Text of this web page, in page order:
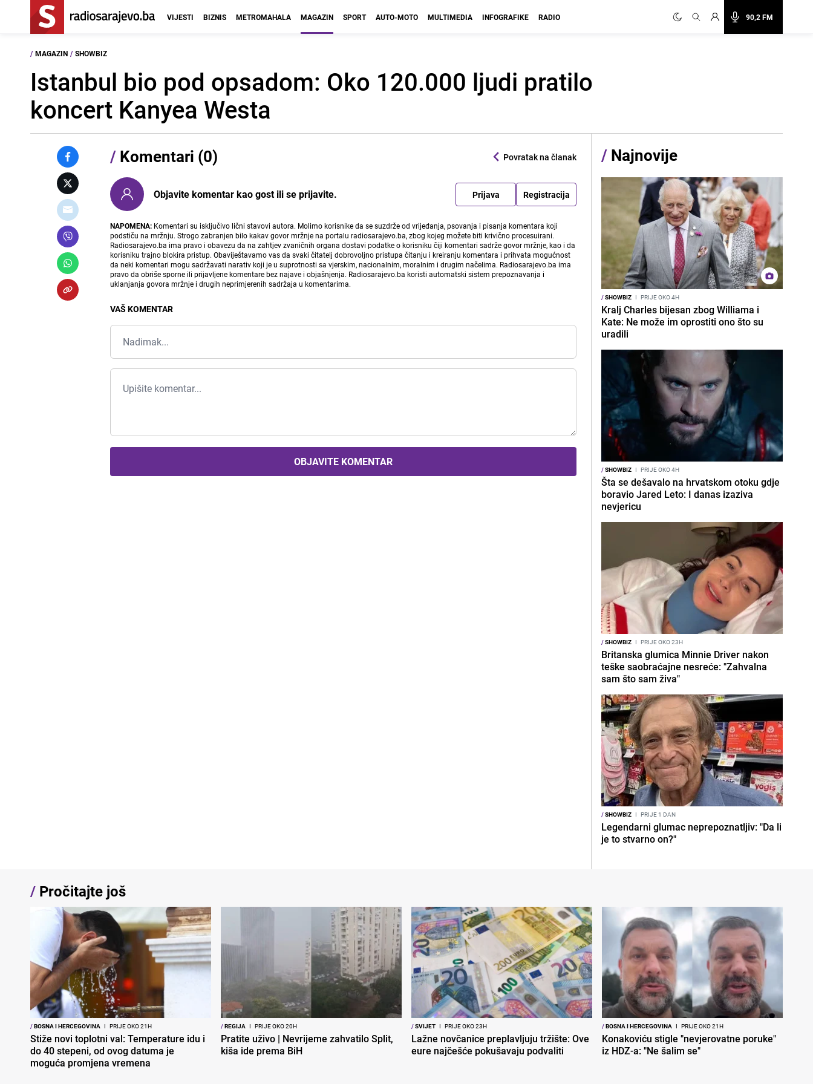
90,2 FM
VIJESTI BIZNIS METROMAHALA MAGAZIN SPORT AUTO-MOTO MULTIMEDIA INFOGRAFIKE RADIO
/ MAGAZIN / SHOWBIZ
Istanbul bio pod opsadom: Oko 120.000 ljudi pratilo
koncert Kanyea Westa
/ Komentari (0) Povratak na članak
Objavite komentar kao gost ili se prijavite. Prijava Registracija
NAPOMENA: Komentari su isključivo lični stavovi autora. Molimo korisnike da se suzdrže od vrijeđanja, psovanja i pisanja komentara koji
podstiču na mržnju. Strogo zabranjen bilo kakav govor mržnje na portalu radiosarajevo.ba, zbog kojeg možete biti krivično procesuirani.
Radiosarajevo.ba ima pravo i obavezu da na zahtjev zvaničnih organa dostavi podatke o korisniku čiji komentari sadrže govor mržnje, kao i da
korisniku trajno blokira pristup. Obaviještavamo vas da svaki čitatelj dobrovoljno pristupa čitanju i kreiranju komentara i prihvata mogućnost
da neki komentari mogu sadržavati narativ koji je u suprotnosti sa vjerskim, nacionalnim, moralnim i drugim načelima. Radiosarajevo.ba ima
pravo da obriše sporne ili prijavljene komentare bez najave i objašnjenja. Radiosarajevo.ba koristi automatski sistem prepoznavanja i
uklanjanja govora mržnje i drugih neprimjerenih sadržaja u komentarima.
VAŠ KOMENTAR
OBJAVITE KOMENTAR
/ Najnovije
/SHOWBIZ I PRIJE OKO 4H
Kralj Charles bijesan zbog Williama i
Kate: Ne može im oprostiti ono što su
uradili
/SHOWBIZ I PRIJE OKO 4H
Šta se dešavalo na hrvatskom otoku gdje
boravio Jared Leto: I danas izaziva
nevjericu
/SHOWBIZ I PRIJE OKO 23H
Britanska glumica Minnie Driver nakon
teške saobraćajne nesreće: "Zahvalna
sam što sam živa"
/SHOWBIZ I PRIJE 1 DAN
Legendarni glumac neprepoznatljiv: "Da li
je to stvarno on?"
/ Pročitajte još
/BOSNA I HERCEGOVINA I PRIJE OKO 21H
Stiže novi toplotni val: Temperature idu i
do 40 stepeni, od ovog datuma je
moguća promjena vremena
/REGIJA I PRIJE OKO 20H
Pratite uživo | Nevrijeme zahvatilo Split,
kiša ide prema BiH
/SVIJET I PRIJE OKO 23H
Lažne novčanice preplavljuju tržište: Ove
eure najčešće pokušavaju podvaliti
/BOSNA I HERCEGOVINA I PRIJE OKO 21H
Konakoviću stigle "nevjerovatne poruke"
iz HDZ-a: "Ne šalim se"